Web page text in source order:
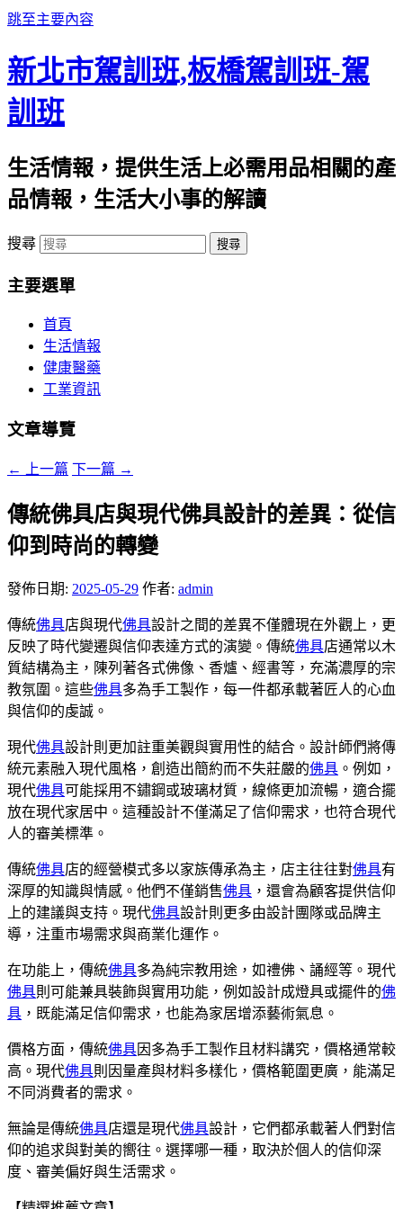
跳至主要內容
新北市駕訓班,板橋駕訓班-駕
訓班
生活情報，提供生活上必需用品相關的產
品情報，生活大小事的解讀
搜尋
主要選單
首頁
生活情報
健康醫藥
工業資訊
文章導覽
← 上一篇 下一篇 →
傳統佛具店與現代佛具設計的差異：從信
仰到時尚的轉變
發佈日期: 2025-05-29 作者: admin
傳統佛具店與現代佛具設計之間的差異不僅體現在外觀上，更
反映了時代變遷與信仰表達方式的演變。傳統佛具店通常以木
質結構為主，陳列著各式佛像、香爐、經書等，充滿濃厚的宗
教氛圍。這些佛具多為手工製作，每一件都承載著匠人的心血
與信仰的虔誠。
現代佛具設計則更加註重美觀與實用性的結合。設計師們將傳
統元素融入現代風格，創造出簡約而不失莊嚴的佛具 。例如，
現代佛具可能採用不鏽鋼或玻璃材質，線條更加流暢，適合擺
放在現代家居中。這種設計不僅滿足了信仰需求，也符合現代
人的審美標準。
傳統佛具店的經營模式多以家族傳承為主，店主往往對佛具有
深厚的知識與情感。他們不僅銷售佛具 ，還會為顧客提供信仰
上的建議與支持。現代佛具設計則更多由設計團隊或品牌主
導，注重市場需求與商業化運作。
在功能上，傳統佛具多為純宗教用途，如禮佛、誦經等。現代
佛具則可能兼具裝飾與實用功能，例如設計成燈具或擺件的佛
具 ，既能滿足信仰需求，也能為家居增添藝術氣息。
價格方面，傳統佛具因多為手工製作且材料講究，價格通常較
高。現代佛具則因量產與材料多樣化，價格範圍更廣，能滿足
不同消費者的需求。
無論是傳統佛具店還是現代佛具設計，它們都承載著人們對信
仰的追求與對美的嚮往。選擇哪一種，取決於個人的信仰深
度、審美偏好與生活需求。